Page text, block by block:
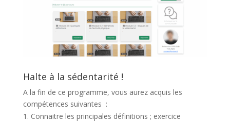
Halte à la sédentarité !
A la fin de ce programme, vous aurez acquis les
compétences suivantes :
Connaitre les principales définitions ; exercice